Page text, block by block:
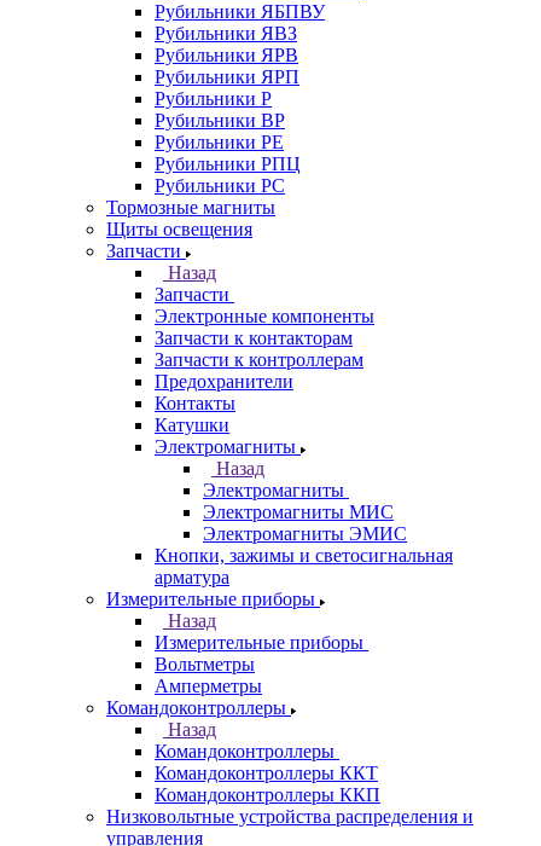
Рубильники ЯБПВУ
Рубильники ЯВЗ
Рубильники ЯРВ
Рубильники ЯРП
Рубильники Р
Рубильники ВР
Рубильники РЕ
Рубильники РПЦ
Рубильники РС
Тормозные магниты
Щиты освещения
Запчасти
Назад
Запчасти
Электронные компоненты
Запчасти к контакторам
Запчасти к контроллерам
Предохранители
Контакты
Катушки
Электромагниты
Назад
Электромагниты
Электромагниты МИС
Электромагниты ЭМИС
Кнопки, зажимы и светосигнальная
арматура
Измерительные приборы
Назад
Измерительные приборы
Вольтметры
Амперметры
Командоконтроллеры
Назад
Командоконтроллеры
Командоконтроллеры ККТ
Командоконтроллеры ККП
Низковольтные устройства распределения и
управления